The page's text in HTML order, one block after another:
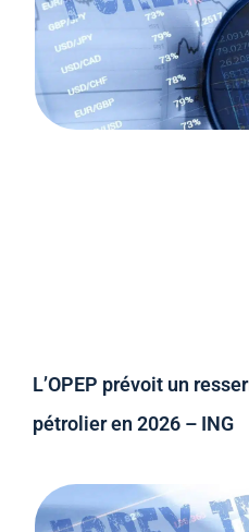
L’OPEP prévoit un
pétrolier en 2026 – ING